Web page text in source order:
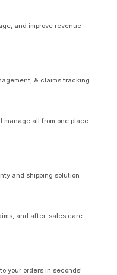
and improve revenue
& claims tracking
manage all from one place.
and shipping solution
and after-sales care
your orders in seconds!